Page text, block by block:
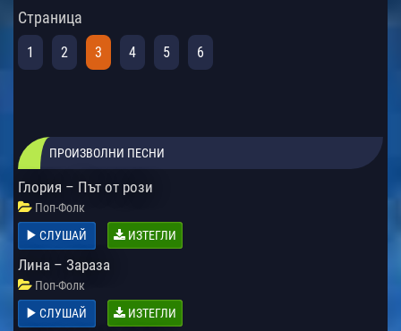
Страница
1 2 3 4 5 6
ПРОИЗВОЛНИ ПЕСНИ
Глория – Път от рози
Поп-Фолк
СЛУШАЙ
ИЗТЕГЛИ
Лина – Зараза
Поп-Фолк
СЛУШАЙ
ИЗТЕГЛИ